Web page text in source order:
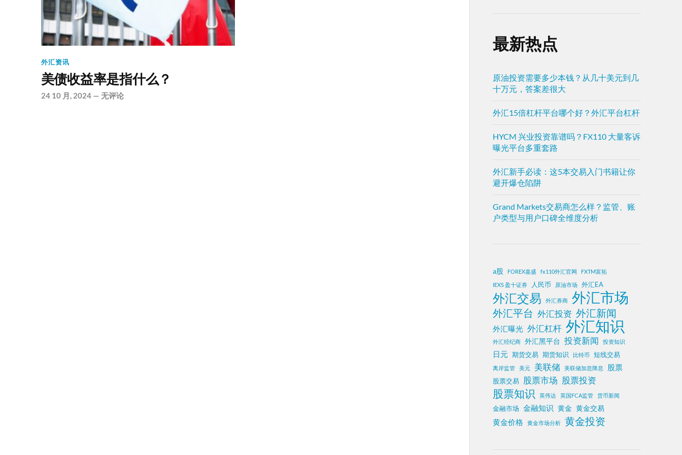
外汇资讯
美债收益率是指什么？
24 10 月, 2024— 无评论
最新热点
原油投资需要多少本钱？从几十美元到几
十万元，答案差很大
外汇15倍杠杆平台哪个好？外汇平台杠杆
HYCM 兴业投资靠谱吗？FX110 大量客诉
曝光平台多重套路
外汇新手必读：这5本交易入门书籍让你
避开爆仓陷阱
Grand Markets交易商怎么样？监管、账
户类型与用户口碑全维度分析
a股 FOREX嘉盛 fx110外汇官网
FXTM富拓
IEXS 盈十证券
人民币 原油市场 外汇EA
外汇交易 外汇券商 外汇市场
外汇平台 外汇投资 外汇新闻
外汇曝光 外汇杠杆 外汇知识
外汇经纪商 外汇黑平台 投资新闻 投资知识
日元 期货交易 期货知识 比特币 短线交易
离岸监管 美元 美联储 美联储加息降息 股票
股票交易 股票市场 股票投资
股票知识 英伟达 英国FCA监管 货币新闻
金融市场 金融知识 黄金 黄金交易
黄金价格 黄金市场分析 黄金投资